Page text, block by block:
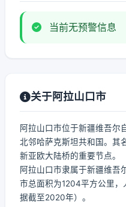
当前无预警信息
关于阿拉山口市
阿拉山口市位于新疆维吾尔
北邻哈萨克斯坦共和国。其
新亚欧大陆桥的重要节点。
阿拉山口市隶属于新疆维吾
市总面积为1204平方公里，
据截至2020年）。